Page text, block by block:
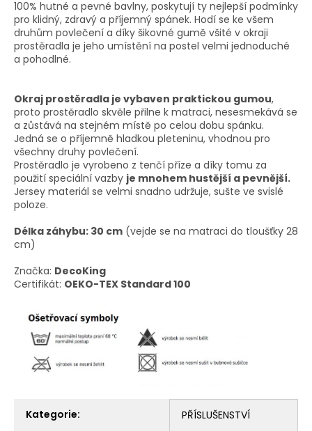
100% hutné a pevné bavlny, poskytují ty nejlepší podmínky
pro klidný, zdravý a příjemný spánek. Hodí se ke všem
druhům povlečení a díky šikovné gumě všité v okraji
prostěradla je jeho umístění na postel velmi jednoduché
a pohodlné.
Okraj prostěradla je vybaven praktickou gumou,
proto prostěradlo skvěle přilne k matraci, nesesmekává se
a zůstává na stejném místě po celou dobu spánku.
Jedná se o příjemně hladkou pleteninu, vhodnou pro
všechny druhy povlečení.
Prostěradlo je vyrobeno z tenčí příze a díky tomu za
použití speciální vazby je mnohem hustější a pevnější.
Jersey materiál se velmi snadno udržuje, sušte ve svislé
poloze.
Délka záhybu: 30 cm (vejde se na matraci do tloušťky 28
cm)
Značka: DecoKing
Certifikát: OEKO-TEX Standard 100
Kategorie: PŘÍSLUŠENSTVÍ